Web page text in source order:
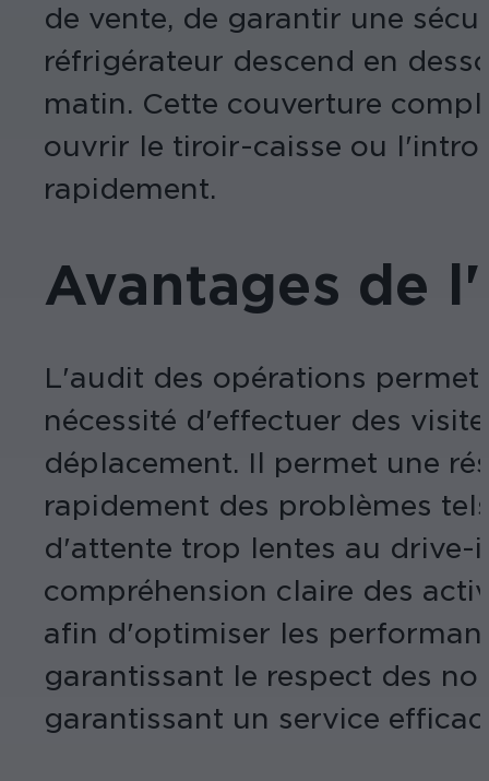
de vente, de garantir une
réfrigérateur descend en
matin. Cette couverture
ouvrir le tiroir-caisse ou
rapidement.
Avantages de
L'audit des opérations
nécessité d'effectuer des
déplacement. Il permet une
rapidement des problèmes
d'attente trop lentes au drive-
compréhension claire des
afin d'optimiser les
garantissant le respect des
garantissant un service